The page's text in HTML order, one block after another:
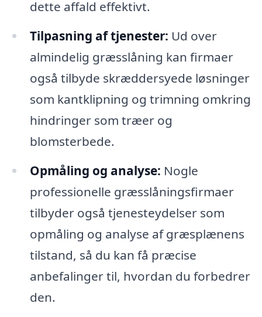
dette affald effektivt.
Tilpasning af tjenester: Ud over
almindelig græsslåning kan firmaer
også tilbyde skræddersyede løsninger
som kantklipning og trimning omkring
hindringer som træer og
blomsterbede.
Opmåling og analyse: Nogle
professionelle græsslåningsfirmaer
tilbyder også tjenesteydelser som
opmåling og analyse af græsplænens
tilstand, så du kan få præcise
anbefalinger til, hvordan du forbedrer
den.